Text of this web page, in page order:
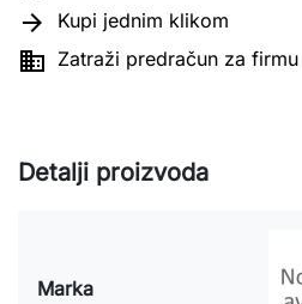
 Kupi jednim klikom
 Zatraži predračun za firmu
Detalji proizvoda
Marka